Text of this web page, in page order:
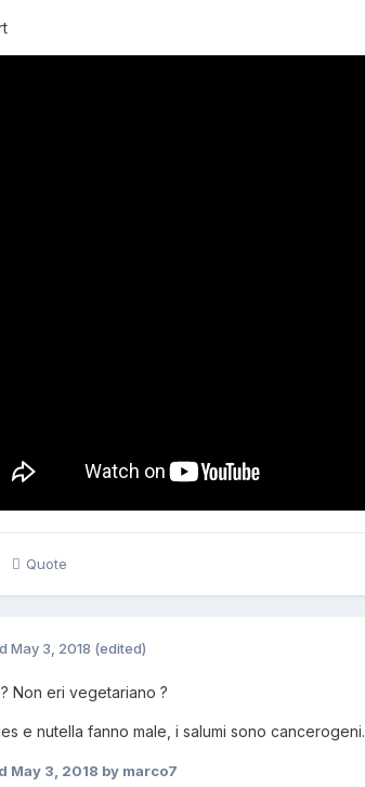
Quote
May 3, 2018 (edited)
Non eri vegetariano ?
e nutella fanno male, i salumi sono cancerogeni.
May 3, 2018 by marco7